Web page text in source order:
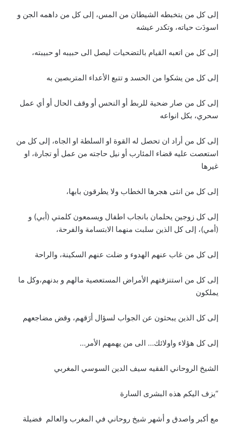
إلى كل من يتخبطه الشيطان من المس، إلى كل من داهمه الجن و
اسودَت حياته، وتكدر عيشه
إلى كل من اتعبه القيام بالتضحيات ليصل الى حبيبه او حبيبته،
إلى كل من يشكوا من الحسد و تتبع الأعداء المتربصين به
إلى كل من صار ضحية للربط أو النحس أو وقف الحال أو أي عمل
سحري، بكل انواعه
إلى كل من أراد ان تحصل له القوة او السلطة او الجاه، إلى كل من
استعصت عليه قضاء المئارب أو نيل حاجته من عمل أو تجارة، او
غيرها
إلى كل من انثى هجرها الخطاب ولا يطرقون بابها،
إلى كل زوجين يحلمان بانجاب اطفال ويسمعون كلمتي (أبي) و
(أمي)، إلى كل الذين سلبت منهما الابتسامة والفرحة،
إلى كل من غاب عنهم الهدوء و ضلت عنهم السكينة، والراحة
إلى كل من استنزفتهم الأمراض المستعصية مالهم و بدنهم،وكل ما
يملكون
إلى كل الذين يبحثون عن الجواب لسؤال أرَقهم، وقض مضاجعهم
إلى كل هؤلاء واولائك… الى من يهمهم الأمر…
الشيخ الروحاني الفقيه سيف الدين السوسي المغربي
“يزف اليكم هذه البشرى السارة
مع أكبر واصدق و أشهر شيخ روحاني في المغرب والعالم فضيلة